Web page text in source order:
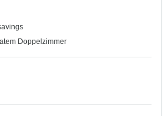
Doppelzimmer